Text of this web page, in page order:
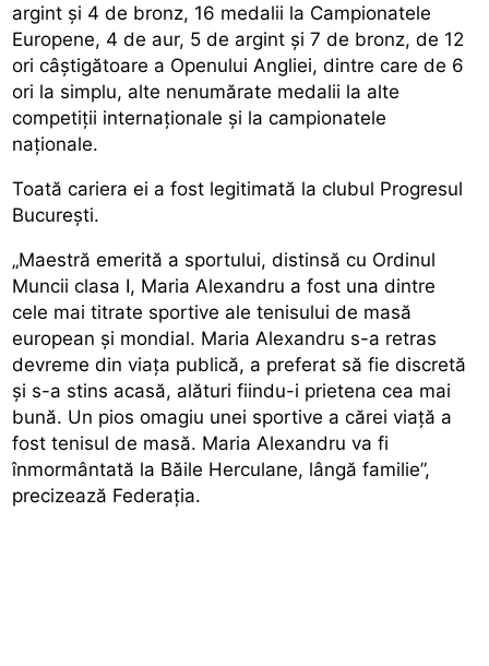
argint şi 4 de bronz, 16 medalii la Campionatele
Europene, 4 de aur, 5 de argint şi 7 de bronz, de 12
ori câştigătoare a Openului Angliei, dintre care de 6
ori la simplu, alte nenumărate medalii la alte
competiţii internaţionale şi la campionatele
naţionale.
Toată cariera ei a fost legitimată la clubul Progresul
Bucureşti.
„Maestră emerită a sportului, distinsă cu Ordinul
Muncii clasa I, Maria Alexandru a fost una dintre
cele mai titrate sportive ale tenisului de masă
european şi mondial. Maria Alexandru s-a retras
devreme din viaţa publică, a preferat să fie discretă
şi s-a stins acasă, alături fiindu-i prietena cea mai
bună. Un pios omagiu unei sportive a cărei viaţă a
fost tenisul de masă. Maria Alexandru va fi
înmormântată la Băile Herculane, lângă familie”,
precizează Federaţia.